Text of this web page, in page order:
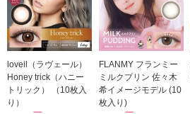
loveil（ラヴェール）
Honey trick（ハニー
トリック） （10枚入
り）
FLANMY フランミー
ミルクプリン 佐々木
希イメージモデル (10
枚入り)